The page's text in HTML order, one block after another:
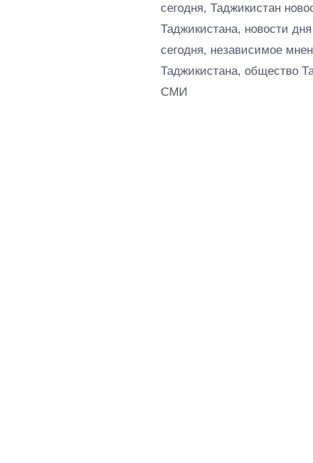
сегодня, Таджикистан
Таджикистана, новости
сегодня, независимое
Таджикистана, общество
СМИ